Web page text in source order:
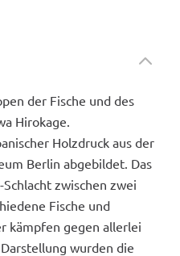
der Fische und des
Hirokage.
Holzdruck aus der
Berlin abgebildet. Das
zwischen zwei
Fische und
kämpfen gegen allerlei
wurden die